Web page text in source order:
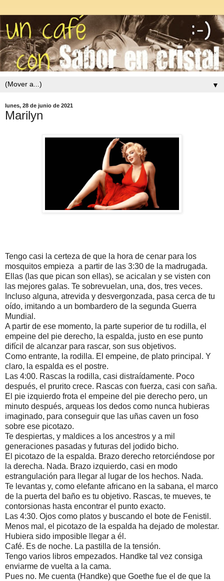
▼
lunes, 28 de junio de 2021
Marilyn
Tengo casi la certeza de que la hora de cenar para los
mosquitos empieza  a partir de las 3:30 de la madrugada.
Ellas (las que pican son ellas), se acicalan y se visten con
las mejores galas. Te sobrevuelan, una, dos, tres veces.
Incluso alguna, atrevida y desvergonzada, pasa cerca de tu
oído, imitando a un bombardero de la segunda Guerra
Mundial.
A partir de ese momento, la parte superior de tu rodilla, el
empeine del pie derecho, la espalda, justo en ese punto
difícil de alcanzar para rascar, son sus objetivos.
Como entrante, la rodilla. El empeine, de plato principal. Y
claro, la espalda es el postre.
Las 4:00. Rascas la rodilla, casi distraídamente. Poco
después, el prurito crece. Rascas con fuerza, casi con saña.
El pie izquierdo frota el empeine del pie derecho pero, un
minuto después, arqueas los dedos como nunca hubieras
imaginado, para conseguir que las uñas caven un foso
sobre ese picotazo.
Te despiertas, y maldices a los ancestros y a mil
generaciones pasadas y futuras del jodido bicho.
El picotazo de la espalda. Brazo derecho retorciéndose por
la derecha. Nada. Brazo izquierdo, casi en modo
estrangulación para llegar al lugar de los hechos. Nada.
Te levantas y, como elefante africano en la sabana, el marco
de la puerta del baño es tu objetivo. Rascas, te mueves, te
contorsionas hasta encontrar el punto exacto.
Las 4:30. Ojos como platos y buscando el bote de Fenistil.
Menos mal, el picotazo de la espalda ha dejado de molestar.
Hubiera sido imposible llegar a él.
Café. Es de noche. La pastilla de la tensión.
Tengo varios libros empezados. Handke tal vez consiga
enviarme de vuelta a la cama.
Pues no. Me cuenta (Handke) que Goethe fue el de que la